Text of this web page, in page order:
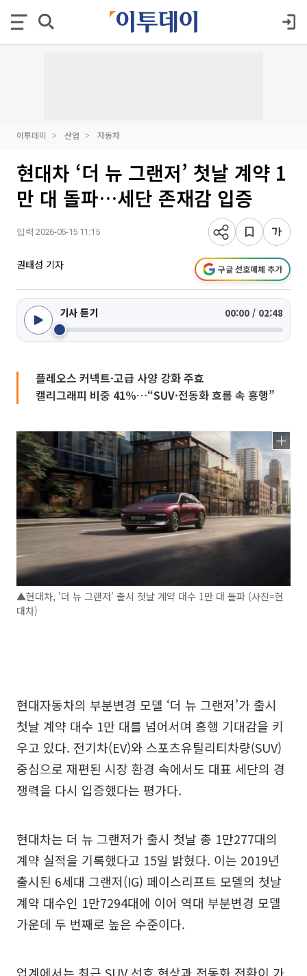
이투데이 산업 자동차
현대차 ‘더 뉴 그랜저’ 첫날 계약 1
만 대 돌파…세단 존재감 입증
입력 2026-05-15 11:15
권태성 기자 구글 선호매체 추가
기사 듣기 00:00 / 02:48
플레오스 커넥트·고급 사양 강화 주효
캘리그래피 비중 41%…“SUV·전동화 흐름 속 흥행”
▲현대차, '더 뉴 그랜저' 출시 첫날 계약 대수 1만 대 돌파 (사진=현
대차)
현대자동차의 부분변경 모델 ‘더 뉴 그랜저’가 출시
첫날 계약 대수 1만 대를 넘어서며 흥행 기대감을 키
우고 있다. 전기차(EV)와 스포츠유틸리티차량(SUV)
중심으로 재편된 시장 환경 속에서도 대표 세단의 경
쟁력을 다시 입증했다는 평가다.
현대차는 더 뉴 그랜저가 출시 첫날 총 1만277대의
계약 실적을 기록했다고 15일 밝혔다. 이는 2019년
출시된 6세대 그랜저(IG) 페이스리프트 모델의 첫날
계약 대수인 1만7294대에 이어 역대 부분변경 모델
가운데 두 번째로 높은 수준이다.
업계에서는 최근 SUV 선호 현상과 전동화 전환이 가